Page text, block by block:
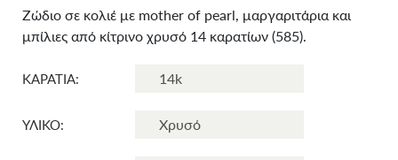
Ζώδιο σε κολιέ με mother of pearl, μαργαριτάρια και
μπίλιες από κίτρινο χρυσό 14 καρατίων (585).
ΚΑΡΑΤΙΑ:
ΥΛΙΚΟ: